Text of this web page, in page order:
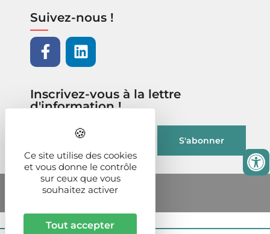
Suivez-nous !
Inscrivez-vous à la lettre
d'information !
Ce site utilise des cookies
et vous donne le contrôle
sur ceux que vous
souhaitez activer
Tout accepter